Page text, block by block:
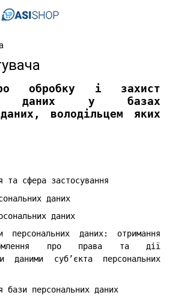
обробку і захист
даних у базах
володільцем яких
та сфера застосування
даних
даних
персональних даних: отримання
про права та дії
даними суб’єкта персональних
бази персональних даних